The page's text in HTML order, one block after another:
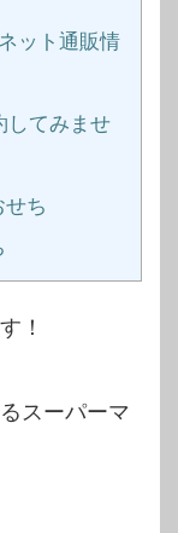
ット通販情
してみませ
ち
！
スーパーマ